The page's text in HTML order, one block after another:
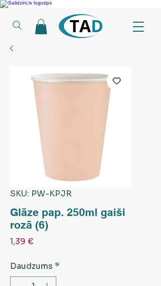
Ledusskapji, Sadzīves tehnika, Smaržas,
SKU: PW-KPJR
Glāze pap. 250ml gaiši
rozā (6)
1,39 €
Daudzums *